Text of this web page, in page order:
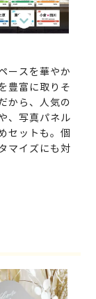
ースを華やか
豊富に取りそ
から、人気の
、写真パネル
セットも。個
マイズにも対